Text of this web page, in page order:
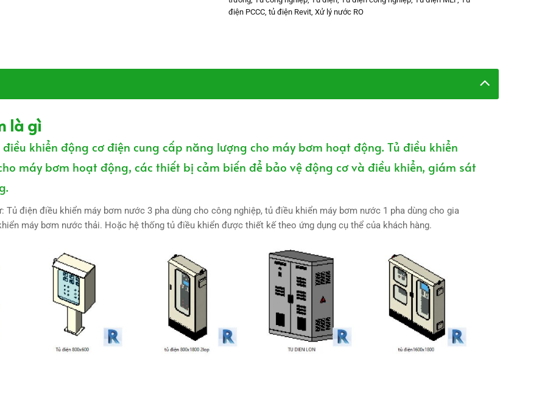
điện PCCC, tủ điện Revit, Xử lý nước RO
là gì
khiển động cơ điện cung cấp năng lượng cho máy bơm hoạt động. Tủ điều khiển
máy bơm hoạt động, các thiết bị cảm biến để bảo vệ động cơ và điều khiển, giám sát
điện điều khiển máy bơm nước 3 pha dùng cho công nghiệp, tủ điều khiển máy bơm nước 1 pha dùng cho gia
máy bơm nước thải. Hoặc hệ thống tủ điều khiển được thiết kế theo ứng dụng cụ thể của khách hàng.